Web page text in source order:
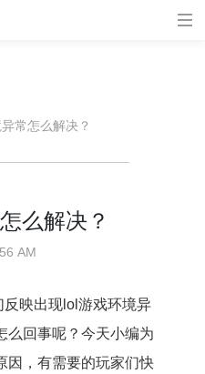
常怎么解决？
么解决？
AM
映出现lol游戏环境异
么回事呢？今天小编为
因，有需要的玩家们快